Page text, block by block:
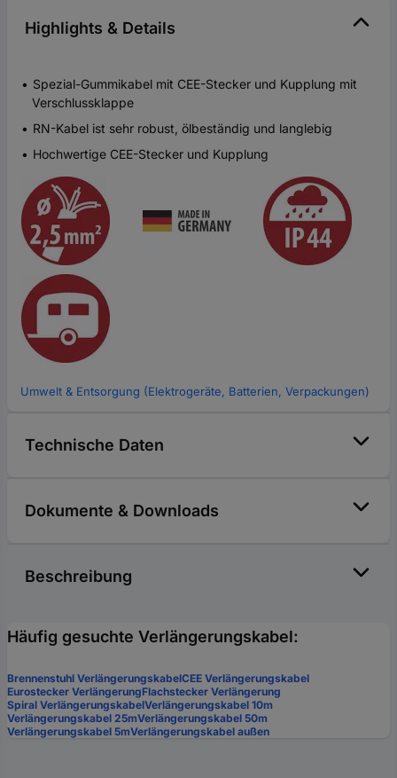
Highlights & Details
Spezial-Gummikabel mit CEE-Stecker und Kupplung mit
Verschlussklappe
RN-Kabel ist sehr robust, ölbeständig und langlebig
Hochwertige CEE-Stecker und Kupplung
Umwelt & Entsorgung (Elektrogeräte, Batterien, Verpackungen)
Technische Daten
Dokumente & Downloads
Beschreibung
Häufig gesuchte Verlängerungskabel:
Brennenstuhl VerlängerungskabelCEE Verlängerungskabel
Eurostecker VerlängerungFlachstecker Verlängerung
Spiral VerlängerungskabelVerlängerungskabel 10m
Verlängerungskabel 25mVerlängerungskabel 50m
Verlängerungskabel 5mVerlängerungskabel außen